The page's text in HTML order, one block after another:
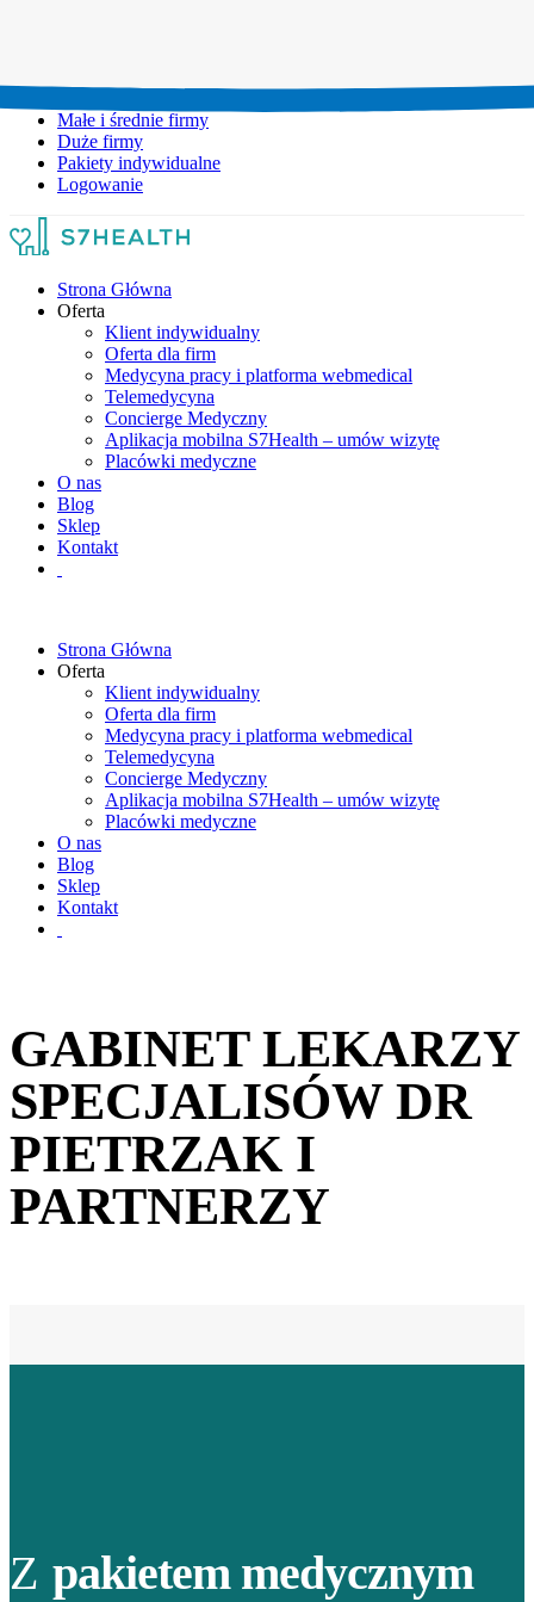
Małe i średnie firmy
Duże firmy
Pakiety indywidualne
Logowanie
Strona Główna
Oferta
Klient indywidualny
Oferta dla firm
Medycyna pracy i platforma webmedical
Telemedycyna
Concierge Medyczny
Aplikacja mobilna S7Health – umów wizytę
Placówki medyczne
O nas
Blog
Sklep
Kontakt
Strona Główna
Oferta
Klient indywidualny
Oferta dla firm
Medycyna pracy i platforma webmedical
Telemedycyna
Concierge Medyczny
Aplikacja mobilna S7Health – umów wizytę
Placówki medyczne
O nas
Blog
Sklep
Kontakt
GABINET LEKARZY
SPECJALISÓW DR
PIETRZAK I
PARTNERZY
Z pakietem medycznym